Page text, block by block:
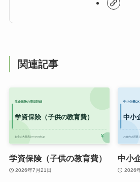
関連記事
学資保険（子供の教育費）
2026年7月21日
中小
2026